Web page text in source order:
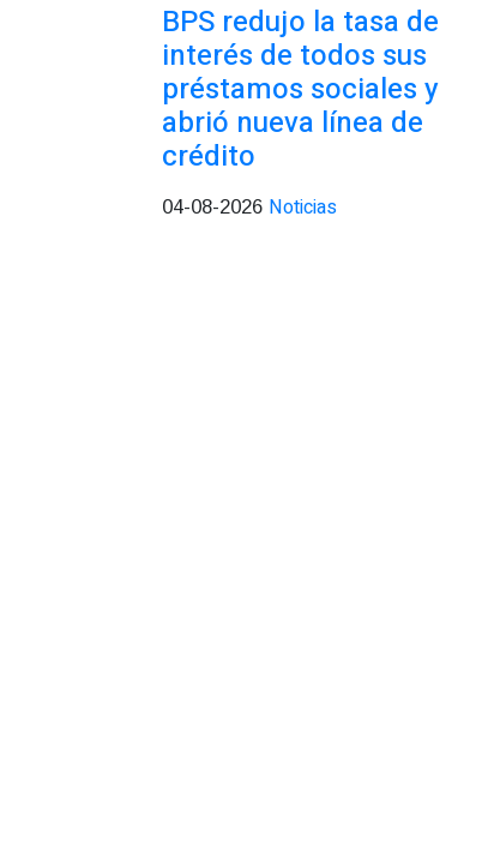
BPS redujo la tasa de
interés de todos sus
préstamos sociales y
abrió nueva línea de
crédito
04-08-2026 Noticias